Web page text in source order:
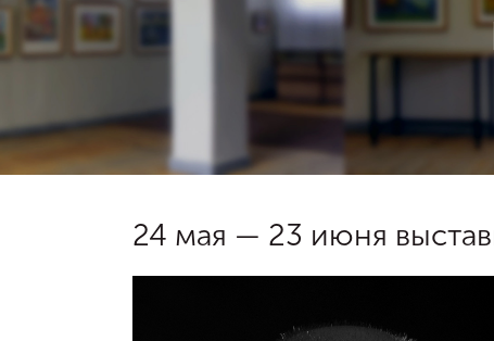
24 мая — 23 июня